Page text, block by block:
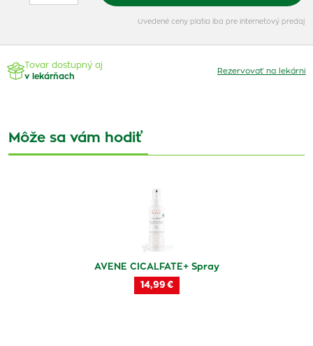
Uvedené ceny platia iba pre internetový predaj
Tovar dostupný aj
v lekárňach
Rezervovať na lekárni
Môže sa vám hodiť
AVENE CICALFATE+ Spray
14,99 €